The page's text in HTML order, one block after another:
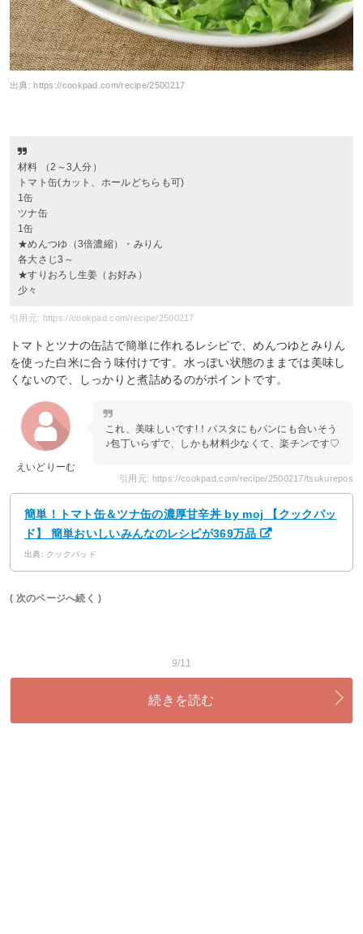
出典: https://cookpad.com/recipe/2500217
材料 （2～3人分）
トマト缶(カット、ホールどちらも可)
1缶
ツナ缶
1缶
★めんつゆ（3倍濃縮）・みりん
各大さじ3～
★すりおろし生姜（お好み）
少々
引用元: https://cookpad.com/recipe/2500217
トマトとツナの缶詰で簡単に作れるレシピで、めんつゆとみりん
を使った白米に合う味付けです。水っぽい状態のままでは美味し
くないので、しっかりと煮詰めるのがポイントです。
えいどりーむ
これ、美味しいです!！パスタにもパンにも合いそう
♪包丁いらずで、しかも材料少なくて、楽チンです♡
引用元: https://cookpad.com/recipe/2500217/tsukurepos
簡単！トマト缶＆ツナ缶の濃厚甘辛丼 by moj 【クックパッ
ド】 簡単おいしいみんなのレシピが369万品
出典: クックパッド
( 次のページへ続く )
9/11
続きを読む